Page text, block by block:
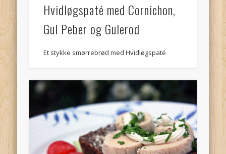
Hvidløgspaté med Cornichon,
Gul Peber og Gulerod
Et stykke smørrebrød med Hvidløgspaté